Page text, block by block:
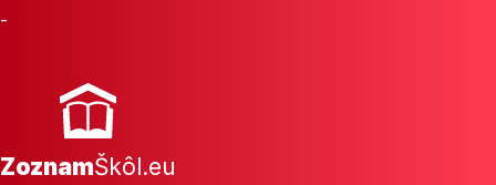
-
ZoznamŠkôl.eu